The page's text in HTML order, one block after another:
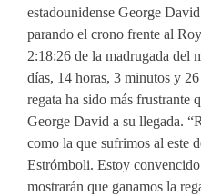
estadounidense George
parando el crono frente al
2:18:26 de la madrugada del
días, 14 horas, 3 minutos y
regata ha sido más frustrante
George David a su llegada.
como la que sufrimos al este
Estrómboli. Estoy
mostrarán que ganamos la